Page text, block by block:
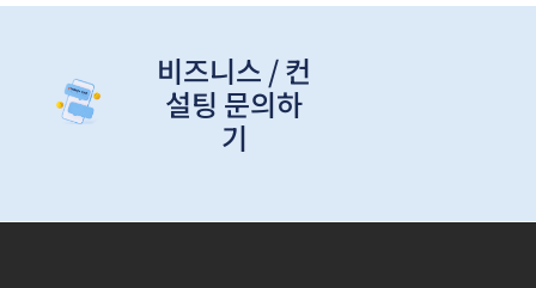
비즈니스 / 컨
설팅 문의하
기